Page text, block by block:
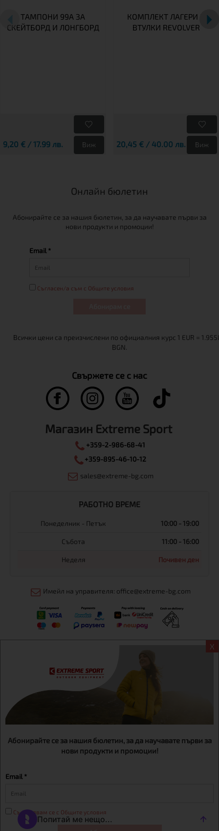
X
Абонирайте се за нашия бюлетин, за да научавате първи за
нови продукти и промоции!
Email *
Съгласявам се с Общите условия
ТАМПОНИ 99A ЗА
СКЕЙТБОРД И ЛОНГБОРД
9,20 € / 17.99 лв. Виж
КОМПЛЕКТ ЛАГЕРИ И
ВТУЛКИ REVOLVER
20,45 € / 40.00 лв. Виж
Онлайн бюлетин
Абонирайте се за нашия бюлетин, за да научавате първи за
нови продукти и промоции!
Email *
Съгласен/а съм с Общите условия
Свържете се с нас
Магазин Extreme Sport
+359-2-986-68-41
+359-895-46-10-12
sales@extreme-bg.com
РАБОТНО ВРЕМЕ
Понеделник - Петък 10:00 - 19:00
Събота 11:00 - 16:00
Неделя Почивен ден
Имейл на управителя: office@extreme-bg.com
Информация
Екстрем спорт ЕООД, BG131452613, административен адрес